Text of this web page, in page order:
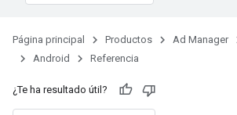
Página principal Productos Ad Manager
Android
Referencia
¿Te ha resultado útil?